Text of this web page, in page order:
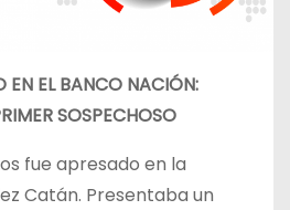
EN EL BANCO NACIÓN:
SOSPECHOSO
fue apresado en la
Catán. Presentaba un